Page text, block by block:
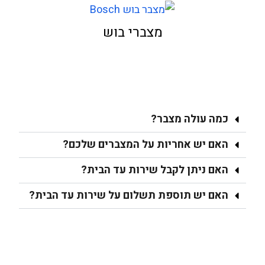
מצברי בוש
כמה עולה מצבר?
האם יש אחריות על המצברים שלכם?
האם ניתן לקבל שירות עד הבית?
האם יש תוספת תשלום על שירות עד הבית?